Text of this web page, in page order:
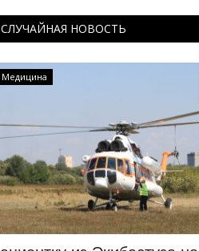
СЛУЧАЙНАЯ НОВОСТЬ
Медицина